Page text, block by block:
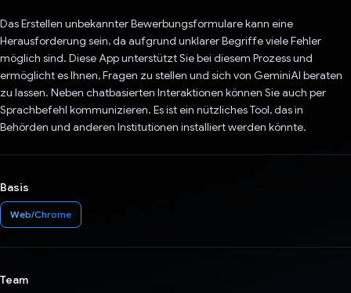
Das Erstellen unbekannter Bewerbungsformulare kann eine
Herausforderung sein, da aufgrund unklarer Begriffe viele Fehler
möglich sind. Diese App unterstützt Sie bei diesem Prozess und
ermöglicht es Ihnen, Fragen zu stellen und sich von GeminiAI beraten
zu lassen. Neben chatbasierten Interaktionen können Sie auch per
Sprachbefehl kommunizieren. Es ist ein nützliches Tool, das in
Behörden und anderen Institutionen installiert werden könnte.
Basis
Web/Chrome
Team